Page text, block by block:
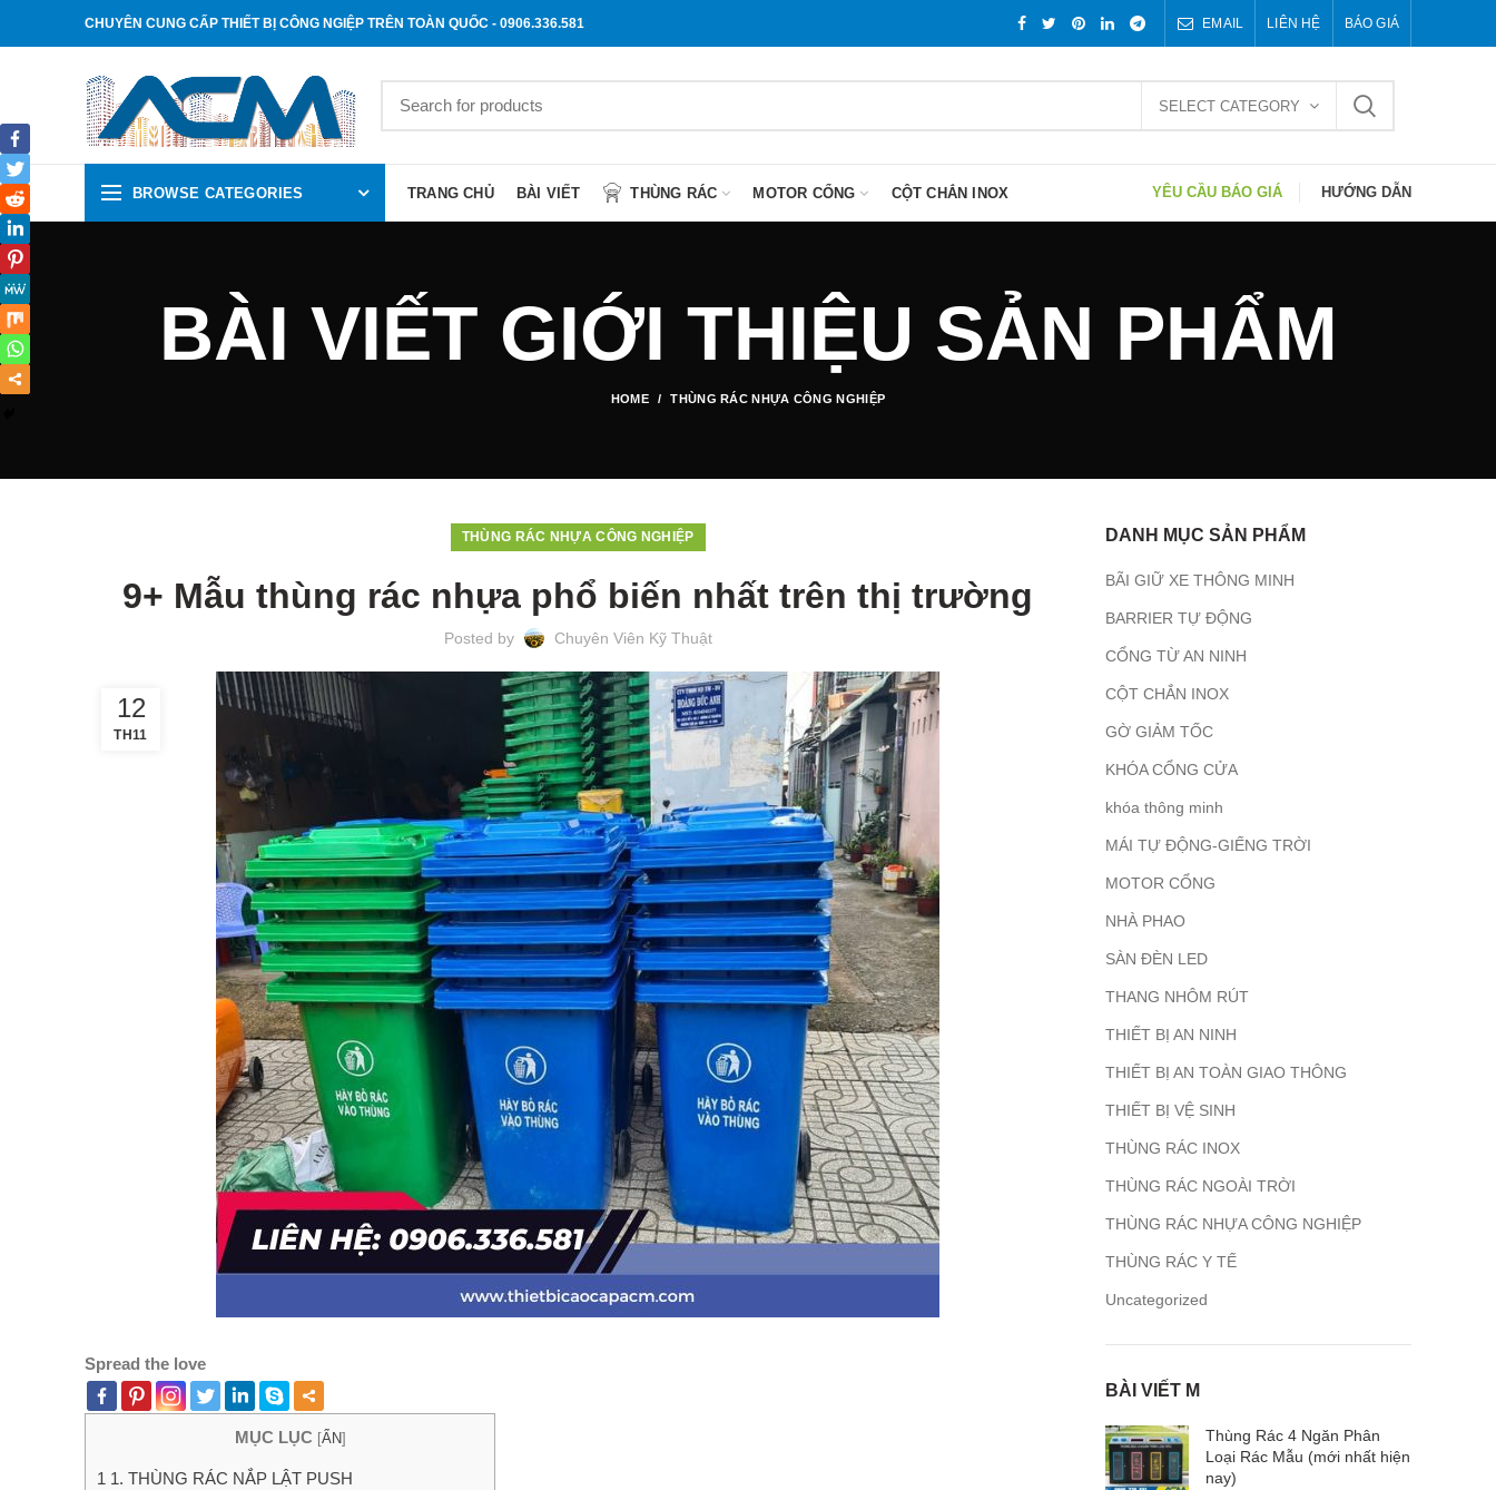
CHUYÊN CUNG CẤP THIẾT BỊ CÔNG NGIỆP TRÊN TOÀN QUỐC - 0906.336.581 EMAIL LIÊN HỆ BÁO GIÁ
SELECT CATEGORY
BROWSE CATEGORIES TRANG CHỦ BÀI VIẾT THÙNG RÁC MOTOR CỔNG CỘT CHẮN INOX YÊU CẦU BÁO GIÁ HƯỚNG DẪN
BÀI VIẾT GIỚI THIỆU SẢN PHẨM
HOME THÙNG RÁC NHỰA CÔNG NGHIỆP
THÙNG RÁC NHỰA CÔNG NGHIỆP
9+ Mẫu thùng rác nhựa phổ biến nhất trên thị trường
Posted by Chuyên Viên Kỹ Thuật
12
TH11
Spread the love
MỤC LỤC [ẨN]
1 1. THÙNG RÁC NẮP LẬT PUSH
DANH MỤC SẢN PHẨM
BÃI GIỮ XE THÔNG MINH
BARRIER TỰ ĐỘNG
CỔNG TỪ AN NINH
CỘT CHẮN INOX
GỜ GIẢM TỐC
KHÓA CỔNG CỬA
khóa thông minh
MÁI TỰ ĐỘNG-GIẾNG TRỜI
MOTOR CỔNG
NHÀ PHAO
SÀN ĐÈN LED
THANG NHÔM RÚT
THIẾT BỊ AN NINH
THIẾT BỊ AN TOÀN GIAO THÔNG
THIẾT BỊ VỆ SINH
THÙNG RÁC INOX
THÙNG RÁC NGOÀI TRỜI
THÙNG RÁC NHỰA CÔNG NGHIỆP
THÙNG RÁC Y TẾ
Uncategorized
BÀI VIẾT M
Thùng Rác 4 Ngăn Phân
Loại Rác Mẫu (mới nhất hiện
nay)